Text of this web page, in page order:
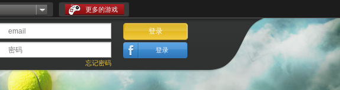
更多的游戏
忘记密码
登录
登录